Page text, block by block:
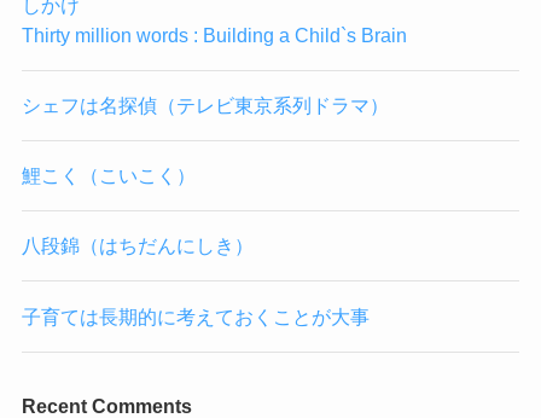
Thirty million words : Building a Child`s Brain
シェフは名探偵（テレビ東京系列ドラマ）
鯉こく（こいこく）
八段錦（はちだんにしき）
子育ては長期的に考えておくことが大事
Recent Comments